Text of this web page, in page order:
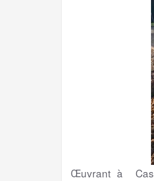
Œuvrant à